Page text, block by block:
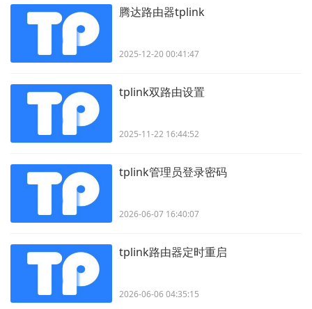
腾达路由器tplink
2025-12-20 00:41:47
tplink双路由设置
2025-11-22 16:44:52
tplink管理员登录密码
2026-06-07 16:40:07
tplink路由器定时重启
2026-06-06 04:35:15